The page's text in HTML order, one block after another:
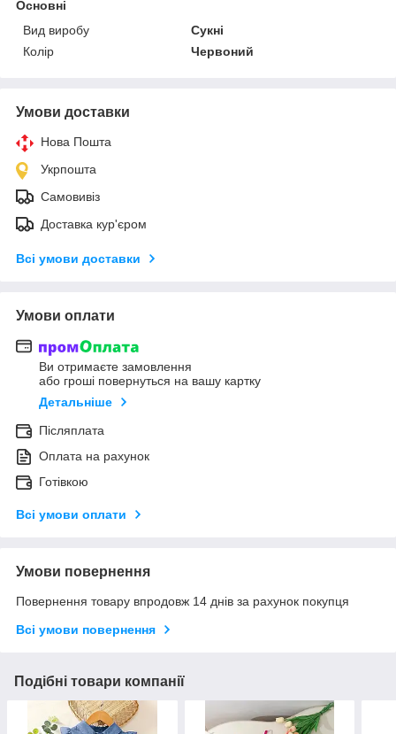
Основні
Вид виробу
Сукні
Колір
Червоний
Умови доставки
Нова Пошта
Укрпошта
Самовивіз
Доставка кур'єром
Всі умови доставки
Умови оплати
Ви отримаєте замовлення
або гроші повернуться на вашу картку
Детальніше
Післяплата
Оплата на рахунок
Готівкою
Всі умови оплати
Умови повернення
Повернення товару впродовж 14 днів за рахунок покупця
Всі умови повернення
Подібні товари компанії